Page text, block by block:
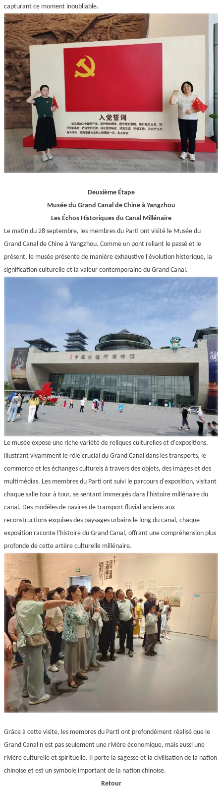
capturant ce moment inoubliable.
Deuxième Étape
Musée du Grand Canal de Chine à Yangzhou
Les Échos Historiques du Canal Millénaire
Le matin du 28 septembre, les membres du Parti ont visité le Musée du
Grand Canal de Chine à Yangzhou. Comme un pont reliant le passé et le
présent, le musée présente de manière exhaustive l'évolution historique, la
signification culturelle et la valeur contemporaine du Grand Canal.
Le musée expose une riche variété de reliques culturelles et d'expositions,
illustrant vivamment le rôle crucial du Grand Canal dans les transports, le
commerce et les échanges culturels à travers des objets, des images et des
multimédias. Les membres du Parti ont suivi le parcours d'exposition, visitant
chaque salle tour à tour, se sentant immergés dans l'histoire millénaire du
canal. Des modèles de navires de transport fluvial anciens aux
reconstructions exquises des paysages urbains le long du canal, chaque
exposition raconte l'histoire du Grand Canal, offrant une compréhension plus
profonde de cette artère culturelle millénaire.
Grâce à cette visite, les membres du Parti ont profondément réalisé que le
Grand Canal n'est pas seulement une rivière économique, mais aussi une
rivière culturelle et spirituelle. Il porte la sagesse et la civilisation de la nation
chinoise et est un symbole important de la nation chinoise.
Retour